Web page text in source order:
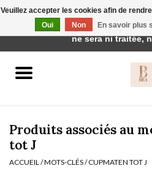
vêtements de nuit
Produits associés au
tot J
ACCUEIL /MOTS-CLÉS/CUPMATEN TOT J
Veuillez accepter les cookies afin de
Oui
Non En savoir plus
Cette boutique est en
ne sera ni traitée,